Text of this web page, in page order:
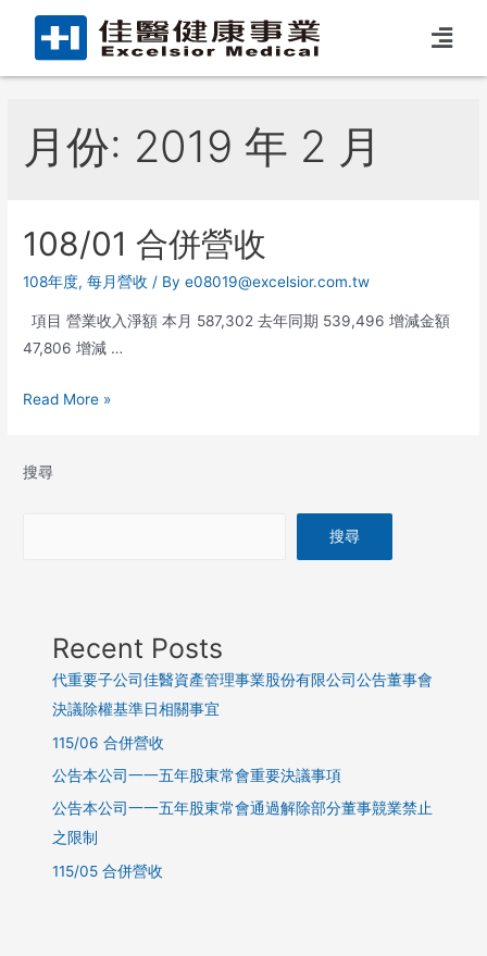
月份: 2019 年 2 月
108/01 合併營收
108年度,每月營收 / Bye08019@excelsior.com.tw
項目 營業收入淨額 本月 587,302 去年同期 539,496 增減金額
47,806 增減 …
Read More »
搜尋
搜尋
Recent Posts
代重要子公司佳醫資產管理事業股份有限公司公告董事會
決議除權基準日相關事宜
115/06 合併營收
公告本公司一一五年股東常會重要決議事項
公告本公司一一五年股東常會通過解除部分董事競業禁止
之限制
115/05 合併營收